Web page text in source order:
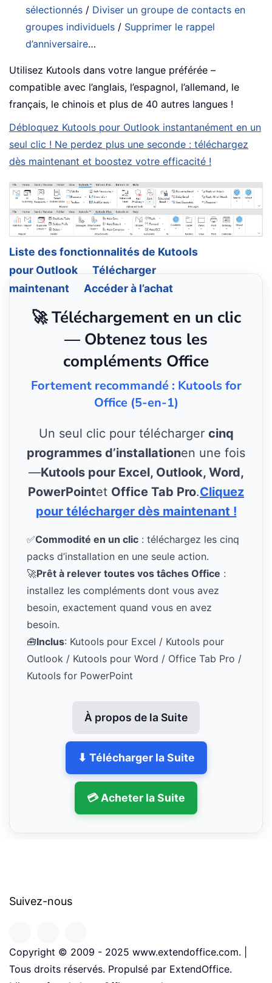
sélectionnés / Diviser un groupe de contacts en
groupes individuels / Supprimer le rappel
d’anniversaire…
Utilisez Kutools dans votre langue préférée –
compatible avec l’anglais, l’espagnol, l’allemand, le
français, le chinois et plus de 40 autres langues !
Débloquez Kutools pour Outlook instantanément en un
seul clic ! Ne perdez plus une seconde : téléchargez
dès maintenant et boostez votre efficacité !
Liste des fonctionnalités de Kutools
pour Outlook
Télécharger
maintenant
Accéder à l’achat
🚀 Téléchargement en un clic
— Obtenez tous les
compléments Office
Fortement recommandé : Kutools for
Office (5-en-1)
Un seul clic pour télécharger cinq
programmes d’installationen une fois
—Kutools pour Excel, Outlook, Word,
PowerPointet Office Tab Pro.Cliquez
pour télécharger dès maintenant !
✅Commodité en un clic : téléchargez les cinq
packs d’installation en une seule action.
🚀Prêt à relever toutes vos tâches Office :
installez les compléments dont vous avez
besoin, exactement quand vous en avez
besoin.
🧰Inclus: Kutools pour Excel / Kutools pour
Outlook / Kutools pour Word / Office Tab Pro /
Kutools for PowerPoint
À propos de la Suite
⬇ Télécharger la Suite
💳 Acheter la Suite
Suivez-nous
Copyright © 2009 - 2025 www.extendoffice.com. |
Tous droits réservés. Propulsé par ExtendOffice.